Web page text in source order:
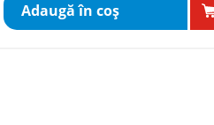
Adaugă în coş